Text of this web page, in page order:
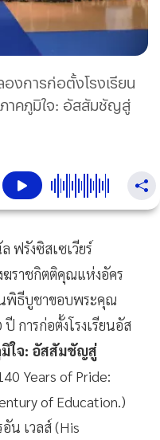
งการก่อตั้งโรงเรียน
าคภูมิใจ: อัสสัมชัญสู่
ฟรังซิสเซเวียร์
ฆราชกิตติคุณแห่งอัคร
พิธีบูชาขอบพระคุณ
การก่อตั้งโรงเรียนอัส
ใจ: อัสสัมชัญสู่
Years of Pride:
of Education.)
น เวลส์ (His